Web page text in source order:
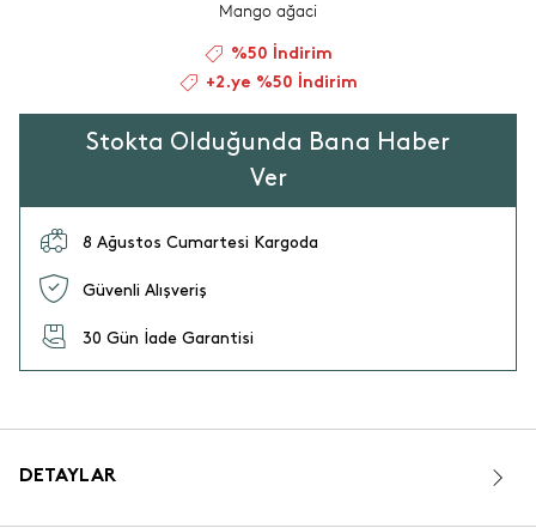
Mango ağaci
%50 İndirim
+2.ye %50 İndirim
Stokta Olduğunda Bana Haber
Ver
8 Ağustos Cumartesi Kargoda
Güvenli Alışveriş
30 Gün İade Garantisi
DETAYLAR